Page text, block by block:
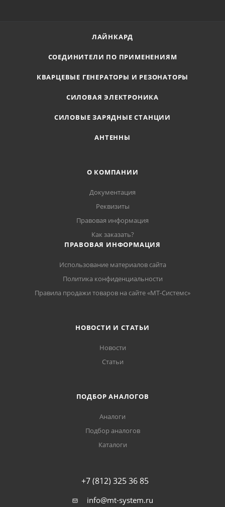
ЛАЙНКАРД
СОЕДИНИТЕЛИ ПО ПРИМЕНЕНИЯМ
КВАРЦЕВЫЕ ГЕНЕРАТОРЫ И РЕЗОНАТОРЫ
СИЛОВАЯ ЭЛЕКТРОНИКА
СИЛОВЫЕ ЗАРЯДНЫЕ СТАНЦИИ
АНТЕННЫ
О КОМПАНИИ
Документация
Реквизиты
Правовая информация
Как заказать?
ПРАВОВАЯ ИНФОРМАЦИЯ
Использование материалов сайта
Политика конфиденциальности
Правила продажи товаров на сайте «МТ-Системс»
НОВОСТИ И СТАТЬИ
Новости
Статьи
ПОДБОР АНАЛОГОВ
Аналоги
Подбор аналогов
Каталоги
+7 (812) 325 36 85
info@mt-system.ru